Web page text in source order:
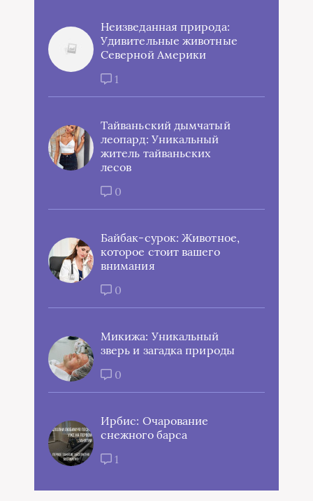
Неизведанная природа:
Удивительные животные
Северной Америки
1
Тайваньский дымчатый
леопард: Уникальный
житель тайваньских
лесов
0
Байбак-сурок: Животное,
которое стоит вашего
внимания
0
Микижа: Уникальный
зверь и загадка природы
0
Ирбис: Очарование
снежного барса
1